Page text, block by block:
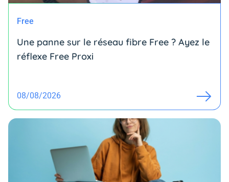
Free
Une panne sur le réseau fibre Free ? Ayez le
réflexe Free Proxi
08/08/2026